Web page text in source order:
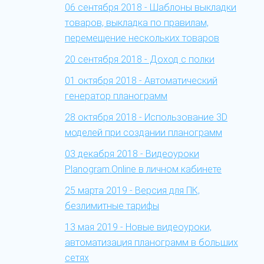
06 сентября 2018 - Шаблоны выкладки
товаров, выкладка по правилам,
перемещение нескольких товаров
20 сентября 2018 - Доход с полки
01 октября 2018 - Автоматический
генератор планограмм
28 октября 2018 - Использование 3D
моделей при создании планограмм
03 декабря 2018 - Видеоуроки
Planogram.Online в личном кабинете
25 марта 2019 - Версия для ПК,
безлимитные тарифы
13 мая 2019 - Новые видеоуроки,
автоматизация планограмм в больших
сетях